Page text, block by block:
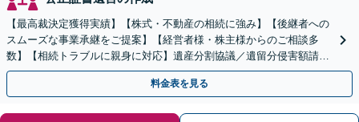
【最高裁決定獲得実績】【株式・不動産の相続に強み】【後継者への
スムーズな事業承継をご提案】【経営者様・株主様からのご相談多
数】【相続トラブルに親身に対応】遺産分割協議／遺留分侵害額請求
／遺言書作成も丁寧に対応【40分相談無料】【渋谷駅3分】
料金表を見る